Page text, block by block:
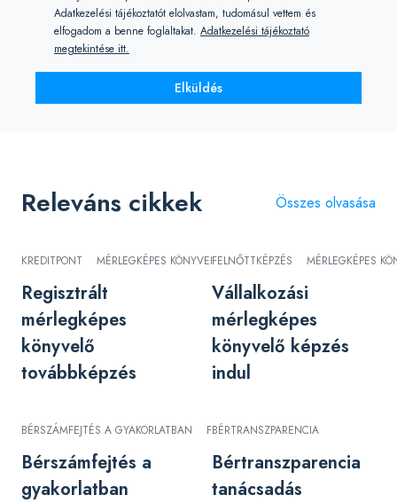
Adatkezelési tájékoztatót elolvastam, tudomásul vettem és
elfogadom a benne foglaltakat. Adatkezelési tájékoztató
megtekintése itt.
Elküldés
Releváns cikkek Összes olvasása
KREDITPONT MÉRLEGKÉPES KÖNYVELŐ KÉPZÉS TOVÁBBKÉPZÉSEK
Regisztrált
mérlegképes
könyvelő
továbbképzés
FELNŐTTKÉPZÉS MÉRLEGKÉPES
Vállalkozási
mérlegképes
könyvelő képzés
indul
BÉRSZÁMFEJTÉS A GYAKORLATBAN FELNŐTTKÉPZÉS
Bérszámfejtés a
gyakorlatban
BÉRTRANSZPARENCIA
Bértranszparencia
tanácsadás